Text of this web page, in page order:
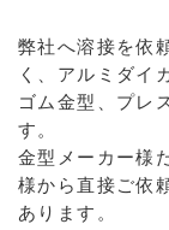
弊社へ溶接を依
く、アルミダイ
ゴム金型、プレ
す。
金型メーカー様
様から直接ご依
あります。